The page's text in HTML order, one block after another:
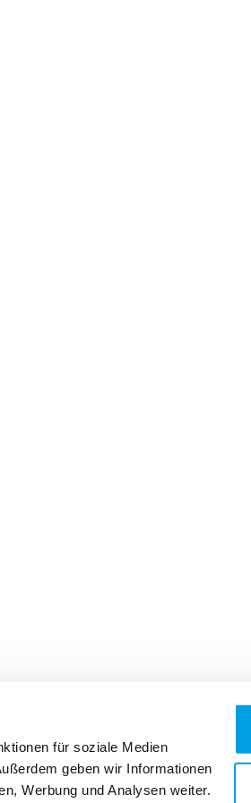
für soziale Medien
geben wir Informationen
Werbung und Analysen weiter.